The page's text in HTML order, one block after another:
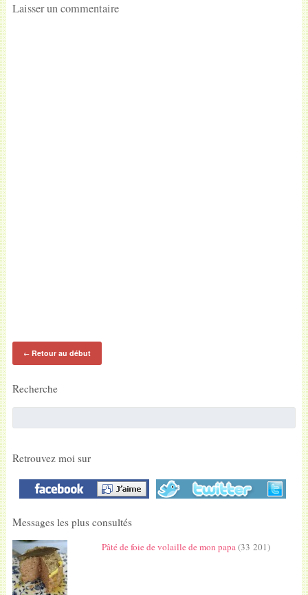
Laisser un commentaire
←Retour au début
Recherche
Retrouvez moi sur
Messages les plus consultés
Pâté de foie de volaille de mon papa(33 201)